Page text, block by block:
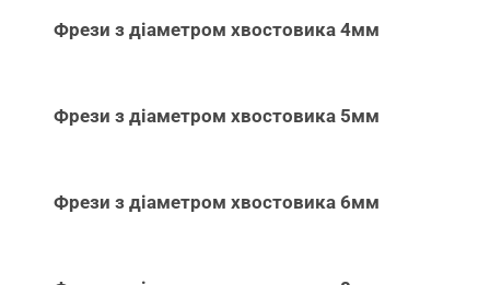
Фрези з діаметром хвостовика 4мм
Фрези з діаметром хвостовика 5мм
Фрези з діаметром хвостовика 6мм